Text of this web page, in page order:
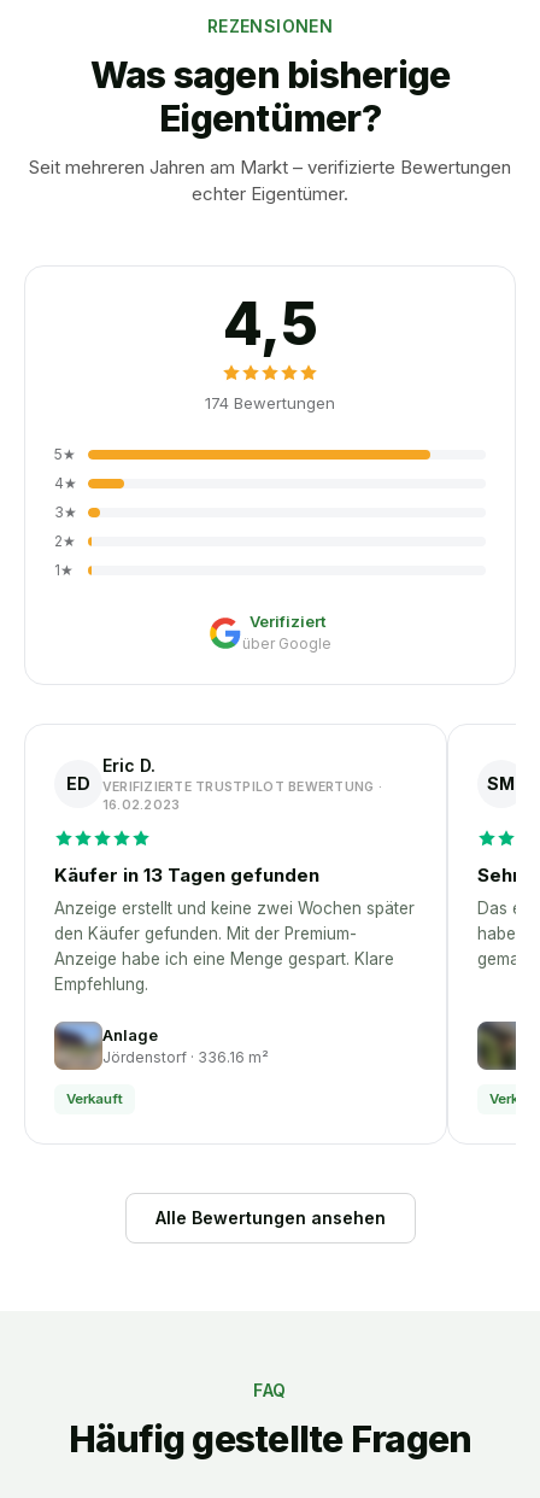
REZENSIONEN
Was sagen bisherige
Eigentümer?
Seit mehreren Jahren am Markt – verifizierte Bewertungen
echter Eigentümer.
4,5
174 Bewertungen
5★
4★
3★
2★
1★
Verifiziert
über Google
ED
Eric D.
VERIFIZIERTE TRUSTPILOT BEWERTUNG ·
16.02.2023
Käufer in 13 Tagen gefunden
Anzeige erstellt und keine zwei Wochen später
den Käufer gefunden. Mit der Premium-
Anzeige habe ich eine Menge gespart. Klare
Empfehlung.
Anlage
Jördenstorf · 336.16 m²
Verkauft
SM
Sehr
Das
habe –
Alle Bewertungen ansehen
FAQ
Häufig gestellte Fragen